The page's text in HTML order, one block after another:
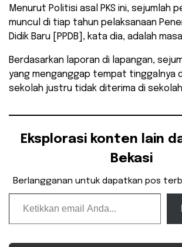
Menurut Politisi asal PKS ini, sejumlah
muncul di tiap tahun pelaksanaan
Didik Baru [PPDB], kata dia, adalah
Berdasarkan laporan di lapangan,
yang menganggap tempat tinggalnya
sekolah justru tidak diterima di
Eksplorasi konten lain
Bekasi
Berlangganan untuk dapatkan pos
Ketikkan email Anda...